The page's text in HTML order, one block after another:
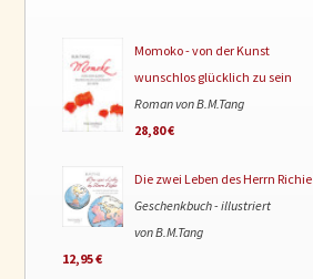
Momoko - von der Kunst
wunschlos glücklich zu sein
Roman von B.M.Tang
28,80 €
Die zwei Leben des Herrn Richie
Geschenkbuch - illustriert
von B.M.Tang
12,95 €